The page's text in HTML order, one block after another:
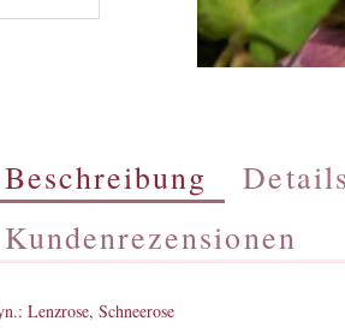
Beschreibung
Details
Kundenrezensionen
Lenzrose, Schneerose